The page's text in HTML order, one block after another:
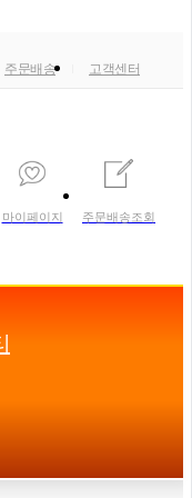
주문배송 고객센터
마이페이지 주문배송조회